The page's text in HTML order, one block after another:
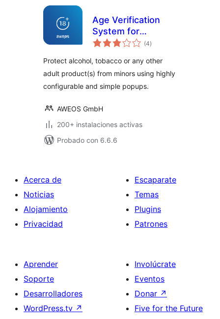
Age Verification
System for
WooCommerce
(4total
de
)
Protect alcohol, tobacco or any other
adult product(s) from minors using highly
configurable and simple popups.
AWEOS GmbH
200+ instalaciones activas
Probado con 6.6.6
Acerca de
Noticias
Alojamiento
Privacidad
Escaparate
Temas
Plugins
Patrones
Aprender
Soporte
Desarrolladores
WordPress.tv ↗
Involúcrate
Eventos
Donar ↗
Five for the Future